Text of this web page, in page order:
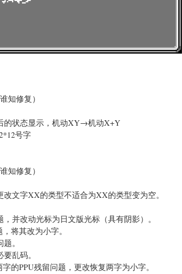
知修复）
的状态显示，机动XY→机动X+Y
号字
知修复）
文字XX的类型不适合为XX的类型变为空。
并改动光标为日文版光标（具有阴影）。
将其改为小字。
。
乱码。
的PPU残留问题，更改恢复两字为小字。